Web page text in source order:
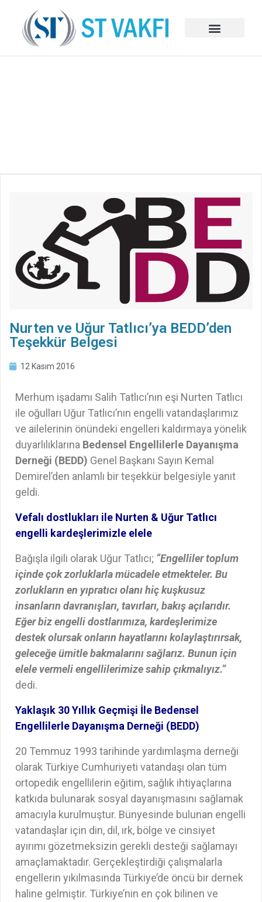
Nurten ve Uğur Tatlıcı’ya BEDD’den
Teşekkür Belgesi
12 Kasım 2016
Merhum işadamı Salih Tatlıcı’nın eşi Nurten Tatlıcı
ile oğulları Uğur Tatlıcı’nın engelli vatandaşlarımız
ve ailelerinin önündeki engelleri kaldırmaya yönelik
duyarlılıklarına Bedensel Engellilerle Dayanışma
Derneği (BEDD) Genel Başkanı Sayın Kemal
Demirel’den anlamlı bir teşekkür belgesiyle yanıt
geldi.
Vefalı dostlukları ile Nurten & Uğur Tatlıcı
engelli kardeşlerimizle elele
Bağışla ilgili olarak Uğur Tatlıcı; “Engelliler toplum
içinde çok zorluklarla mücadele etmekteler. Bu
zorlukların en yıpratıcı olanı hiç kuşkusuz
insanların davranışları, tavırları, bakış açılarıdır.
Eğer biz engelli dostlarımıza, kardeşlerimize
destek olursak onların hayatlarını kolaylaştırırsak,
geleceğe ümitle bakmalarını sağlarız. Bunun için
elele vermeli engellilerimize sahip çıkmalıyız.”
dedi.
Yaklaşık 30 Yıllık Geçmişi İle Bedensel
Engellilerle Dayanışma Derneği (BEDD)
20 Temmuz 1993 tarihinde yardımlaşma derneği
olarak Türkiye Cumhuriyeti vatandaşı olan tüm
ortopedik engellilerin eğitim, sağlık ihtiyaçlarına
katkıda bulunarak sosyal dayanışmasını sağlamak
amacıyla kurulmuştur. Bünyesinde bulunan engelli
vatandaşlar için din, dil, ırk, bölge ve cinsiyet
ayırımı gözetmeksizin gerekli desteği sağlamayı
amaçlamaktadır. Gerçekleştirdiği çalışmalarla
engellerin yıkılmasında Türkiye’de öncü bir dernek
haline gelmiştir. Türkiye’nin en çok bilinen ve